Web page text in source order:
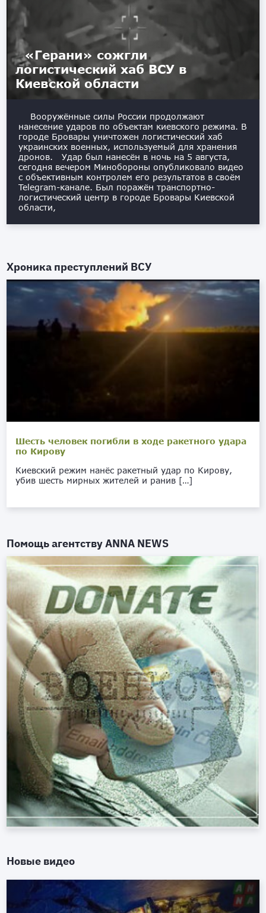
«Герани» сожгли
логистический хаб ВСУ в
Киевской области
Вооружённые силы России продолжают
нанесение ударов по объектам киевского режима. В
городе Бровары уничтожен логистический хаб
украинских военных, используемый для хранения
дронов. Удар был нанесён в ночь на 5 августа,
сегодня вечером Минобороны опубликовало видео
с объективным контролем его результатов в своём
Telegram-канале. Был поражён транспортно-
логистический центр в городе Бровары Киевской
области,
Хроника преступлений ВСУ
Шесть человек погибли в ходе ракетного удара
по Кирову
Киевский режим нанёс ракетный удар по Кирову,
убив шесть мирных жителей и ранив […]
Помощь агентствуANNA NEWS
Новые видео